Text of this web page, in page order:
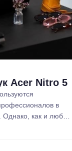
Acer Nitro 5
в
как и любое
...